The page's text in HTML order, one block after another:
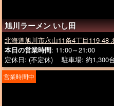
旭川ラーメン いし田
北海道旭川市永山11条4丁目119-48
本日の営業時間: 11:00～21:00
定休日: (不定休) 駐車場: 約1,300
営業時間中